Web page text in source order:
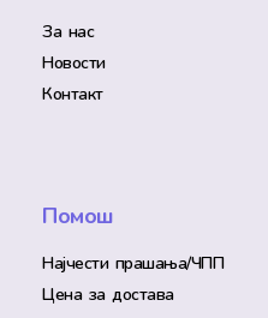
За нас
Новости
Контакт
Помош
Најчести прашања/ЧПП
Цена за достава